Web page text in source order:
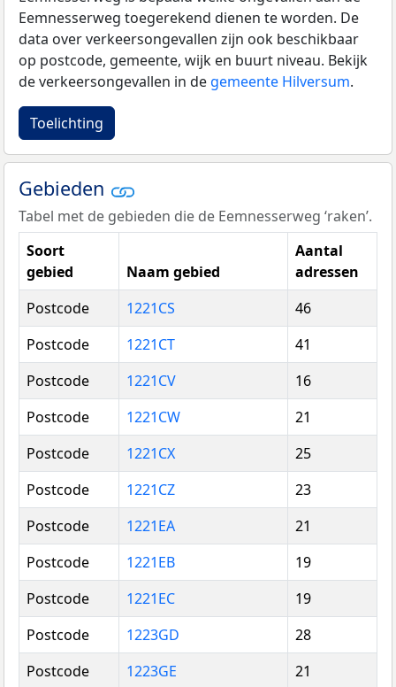
Eemnesserweg toegerekend dienen te worden. De
data over verkeersongevallen zijn ook beschikbaar
op postcode, gemeente, wijk en buurt niveau. Bekijk
de verkeersongevallen in de gemeente Hilversum.
Toelichting
Gebieden
Tabel met de gebieden die de Eemnesserweg ‘raken’.
Soort
gebied
Naam gebied
Aantal
adressen
Postcode
1221CS
46
Postcode
1221CT
41
Postcode
1221CV
16
Postcode
1221CW
21
Postcode
1221CX
25
Postcode
1221CZ
23
Postcode
1221EA
21
Postcode
1221EB
19
Postcode
1221EC
19
Postcode
1223GD
28
Postcode
1223GE
21